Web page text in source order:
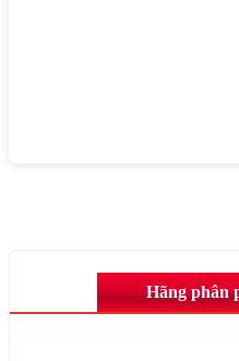
Hãng phân